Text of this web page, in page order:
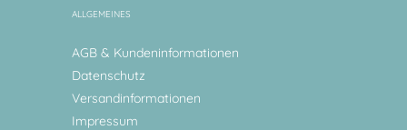
ALLGEMEINES
AGB & Kundeninformationen
Datenschutz
Versandinformationen
Impressum